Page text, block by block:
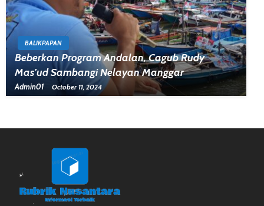
BALIKPAPAN
Beberkan Program Andalan, Cagub Rudy
Mas’ud Sambangi Nelayan Manggar
Admin01 October 11, 2024